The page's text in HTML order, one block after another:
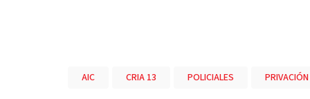
AIC CRIA 13 POLICIALES